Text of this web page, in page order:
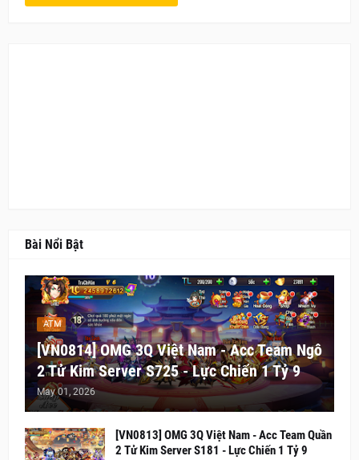
Bài Nổi Bật
ATM
[VN0814] OMG 3Q Việt Nam - Acc Team Ngô
2 Tử Kim Server S725 - Lực Chiến 1 Tỷ 9
May 01, 2026
[VN0813] OMG 3Q Việt Nam - Acc Team Quần
2 Tử Kim Server S181 - Lực Chiến 1 Tỷ 9